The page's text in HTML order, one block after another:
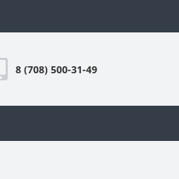
8 (708) 500-31-49